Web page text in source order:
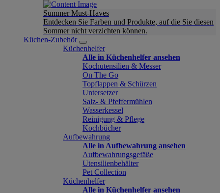
Summer Must-Haves
Entdecken Sie Farben und Produkte, auf die Sie diesen
Sommer nicht verzichten können.
Küchen-Zubehör
Küchenhelfer
Alle in Küchenhelfer ansehen
Kochutensilien & Messer
On The Go
Topflappen & Schürzen
Untersetzer
Salz- & Pfeffermühlen
Wasserkessel
Reinigung & Pflege
Kochbücher
Aufbewahrung
Alle in Aufbewahrung ansehen
Aufbewahrungsgefäße
Utensilienbehälter
Pet Collection
Küchenhelfer
Alle in Küchenhelfer ansehen